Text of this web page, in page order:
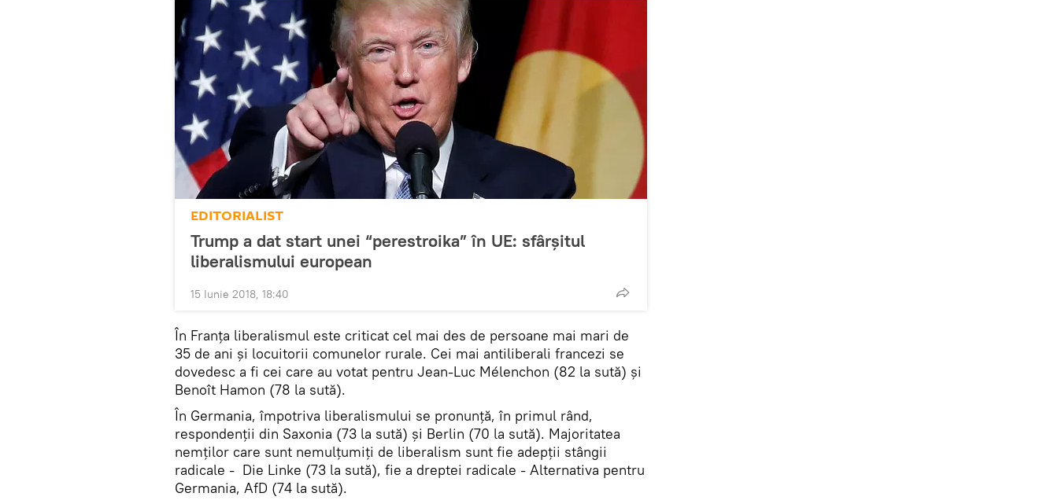
EDITORIALIST
Trump a dat start unei “perestroika” în UE: sfârșitul
liberalismului european
15 Iunie 2018, 18:40
În Franța liberalismul este criticat cel mai des de persoane mai mari de
35 de ani și locuitorii comunelor rurale. Cei mai antiliberali francezi se
dovedesc a fi cei care au votat pentru Jean-Luc Mélenchon (82 la sută) și
Benoît Hamon (78 la sută).
În Germania, împotriva liberalismului se pronunță, în primul rând,
respondenții din Saxonia (73 la sută) și Berlin (70 la sută). Majoritatea
nemților care sunt nemulțumiți de liberalism sunt fie adepții stângii
radicale - Die Linke (73 la sută), fie a dreptei radicale - Alternativa pentru
Germania, AfD (74 la sută).